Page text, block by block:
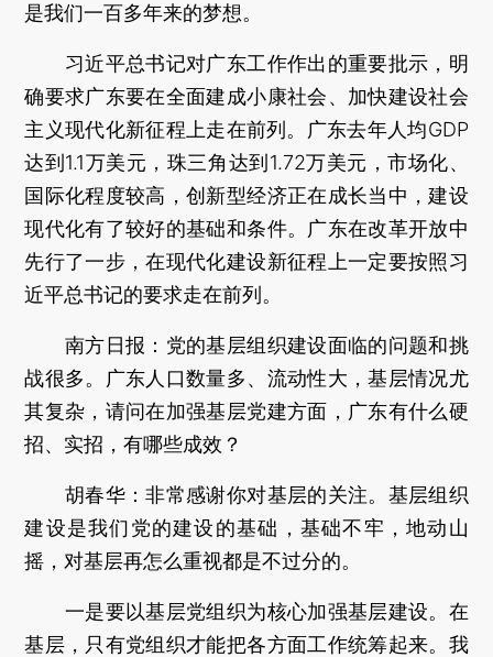
是我们一百多年来的梦想。
习近平总书记对广东工作作出的重要批示，明
确要求广东要在全面建成小康社会、加快建设社会
主义现代化新征程上走在前列。广东去年人均GDP
达到1.1万美元，珠三角达到1.72万美元，市场化、
国际化程度较高，创新型经济正在成长当中，建设
现代化有了较好的基础和条件。广东在改革开放中
先行了一步，在现代化建设新征程上一定要按照习
近平总书记的要求走在前列。
南方日报： 党的基层组织建设面临的问题和挑
战很多。广东人口数量多、流动性大，基层情况尤
其复杂，请问在加强基层党建方面，广东有什么硬
招、实招，有哪些成效？
胡春华：非常感谢你对基层的关注。基层组织
建设是我们党的建设的基础，基础不牢，地动山
摇，对基层再怎么重视都是不过分的。
一是要以基层党组织为核心加强基层建设。在
基层，只有党组织才能把各方面工作统筹起来。我